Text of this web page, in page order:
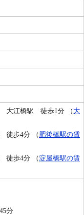
大江橋駅 徒歩1分 （ 大
徒歩4分 （肥後橋駅の賃
徒歩4分 （淀屋橋駅の賃
分